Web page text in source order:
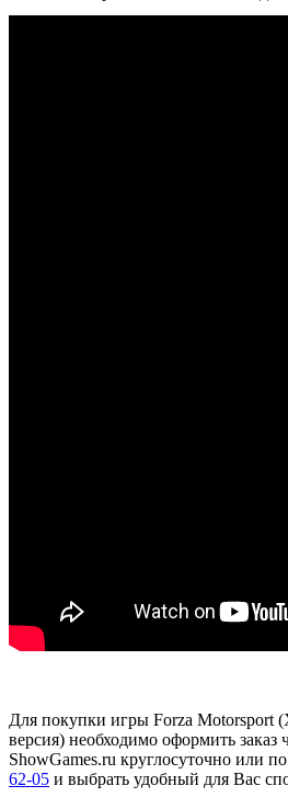
Для покупки игры Forza Motorsport
версия) необходимо оформить заказ
ShowGames.ru круглосуточно или
62-05 и выбрать удобный для Вас